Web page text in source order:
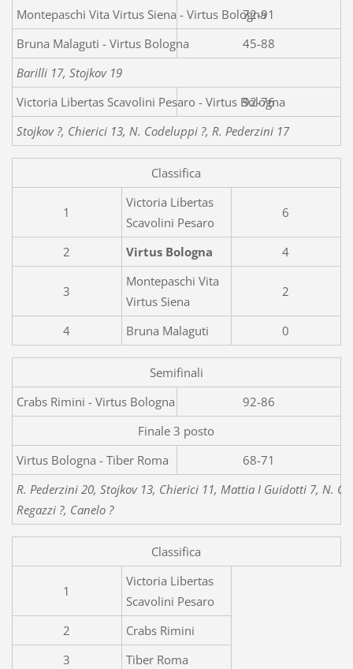
Montepaschi Vita Virtus
72-91
Bruna Malaguti - Virtus Bologna
45-88
Barilli 17, Stojkov 19
Victoria Libertas Scavolini Pesaro - Virtus Bologna
92-76
Stojkov ?, Chierici 13, N. Codeluppi ?, R. Pederzini 17
Classifica
1
Victoria Libertas
Scavolini Pesaro
6
2 Virtus Bologna 4
3
Montepaschi Vita
Virtus Siena
2
4 Bruna Malaguti 0
Semifinali
Crabs Rimini -
92-86
Finale 3 posto
Virtus Bologna - Tiber Roma
68-71
R. Pederzini 20, Stojkov 13, Chierici 11, Mattia I Guidotti 7, N.
Regazzi ?, Canelo ?
Classifica
1
Victoria Libertas
Scavolini Pesaro
2
Crabs Rimini
3
Tiber Roma